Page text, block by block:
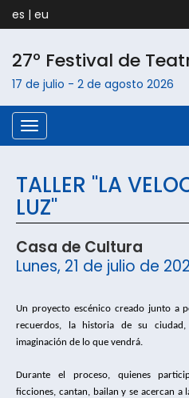
es | eu
27º Festival de
17 de julio - 2 de agosto 2026
Menú
TALLER "LA
LUZ"
Casa de Cultura
Lunes, 21 de julio de
Un proyecto escénico creado junto a
recuerdos, la historia de su
imaginación de lo que vendrá.
Durante el proceso, quienes
ficciones, cantan, bailan y se acercan